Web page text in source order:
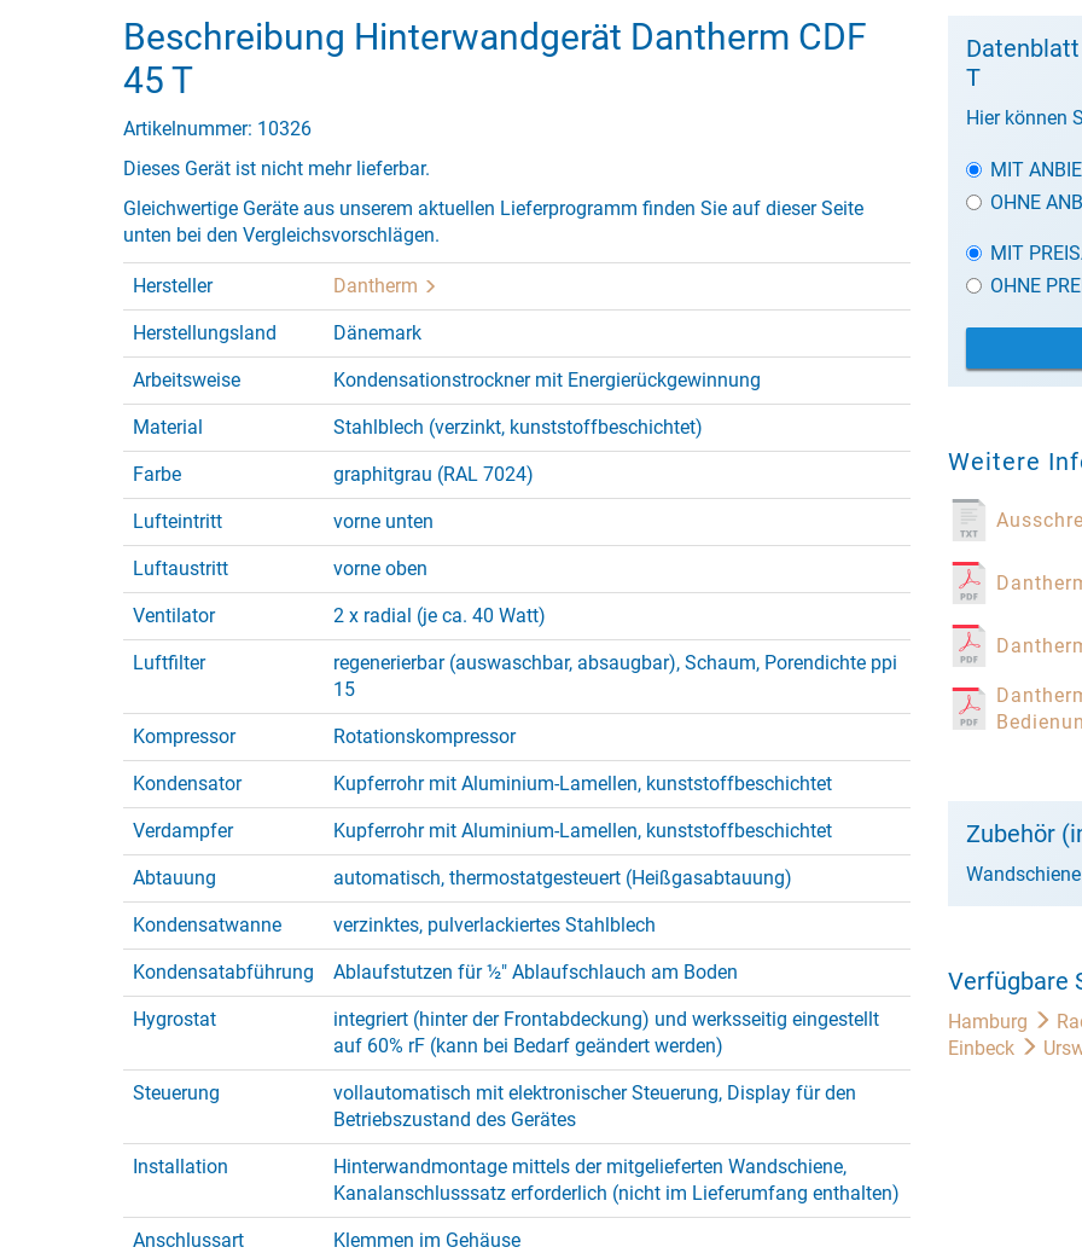
Beschreibung Hinterwandgerät Dantherm CDF
45 T
Artikelnummer: 10326
Dieses Gerät ist nicht mehr lieferbar.
Gleichwertige Geräte aus unserem aktuellen Lieferprogramm finden Sie auf dieser Seite
unten bei den Vergleichsvorschlägen.
Hersteller Dantherm
Herstellungsland Dänemark
Arbeitsweise Kondensationstrockner mit Energierückgewinnung
Material Stahlblech (verzinkt, kunststoffbeschichtet)
Farbe graphitgrau (RAL 7024)
Lufteintritt vorne unten
Luftaustritt vorne oben
Ventilator 2 x radial (je ca. 40 Watt)
Luftfilter
regenerierbar (auswaschbar, absaugbar), Schaum, Porendichte ppi
15
Kompressor Rotationskompressor
Kondensator Kupferrohr mit Aluminium-Lamellen, kunststoffbeschichtet
Verdampfer Kupferrohr mit Aluminium-Lamellen, kunststoffbeschichtet
Abtauung automatisch, thermostatgesteuert (Heißgasabtauung)
Kondensatwanne verzinktes, pulverlackiertes Stahlblech
Kondensatabführung Ablaufstutzen für ½" Ablaufschlauch am Boden
Hygrostat
integriert (hinter der Frontabdeckung) und werksseitig eingestellt
auf 60% rF (kann bei Bedarf geändert werden)
Steuerung
vollautomatisch mit elektronischer Steuerung, Display für den
Betriebszustand des Gerätes
Installation
Hinterwandmontage mittels der mitgelieferten Wandschiene,
Kanalanschlusssatz erforderlich (nicht im Lieferumfang enthalten)
Anschlussart Klemmen im Gehäuse
T
Hier können
MIT
OHNE
MIT
OHNE
Weitere
Zubehör
Wandschiene
Verfügbare
Hamburg
Einbeck